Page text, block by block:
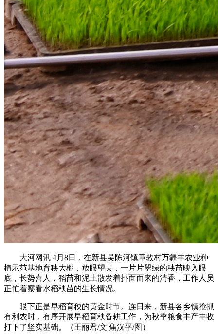
大河网讯 4月8日，在新县吴陈河镇章敦村万疆丰农业种
植示范基地育秧大棚，放眼望去，一片片翠绿的秧苗映入眼
底，长势喜人，稻苗和泥土散发着扑面而来的清香，工作人员
正忙着察看水稻秧苗的生长情况。
眼下正是早稻育秧的黄金时节。连日来，新县各乡镇抢抓
有利农时，有序开展早稻育秧备耕工作，为秋季粮食丰产丰收
打下了坚实基础。（王丽君/文 焦汉平/图）